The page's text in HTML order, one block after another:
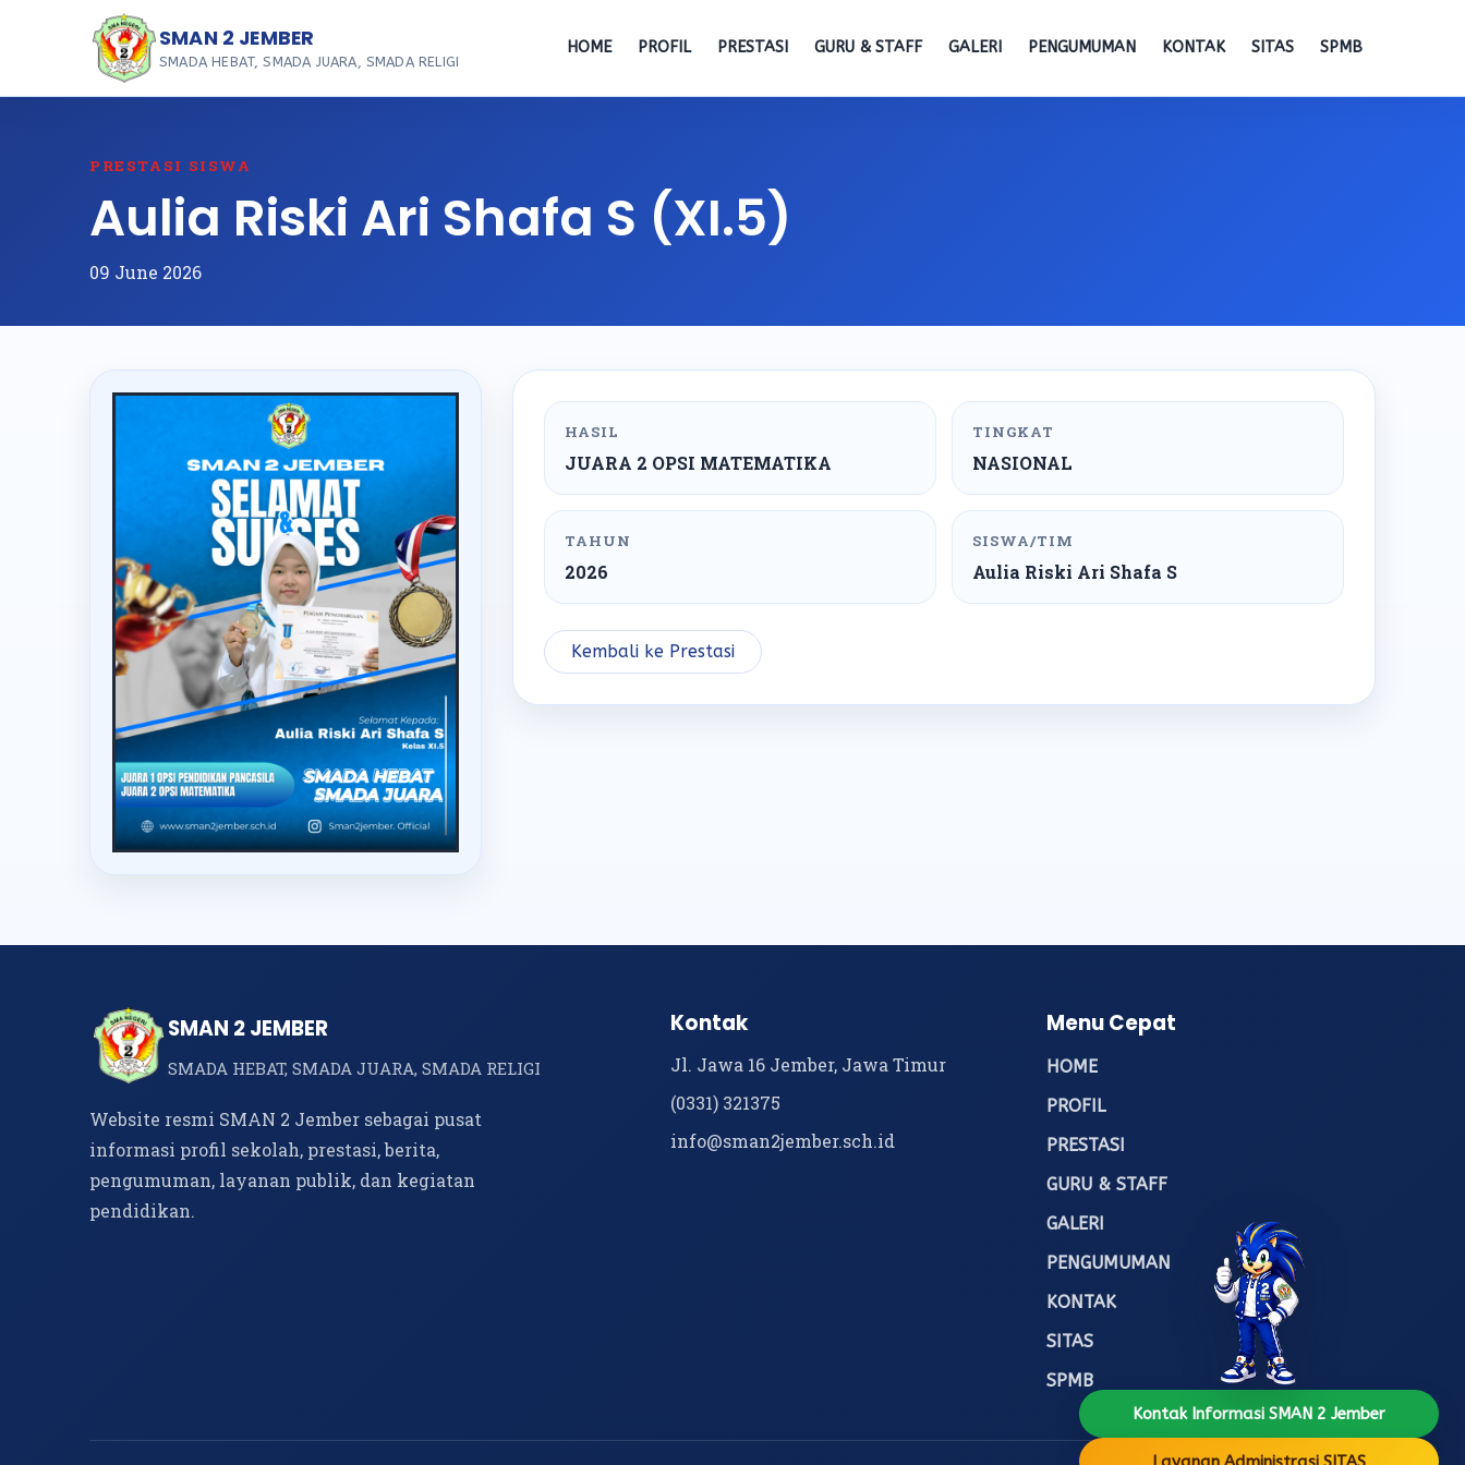
SMAN 2 JEMBER
SMADA HEBAT, SMADA JUARA, SMADA RELIGI
HOME PROFIL PRESTASI GURU & STAFF GALERI PENGUMUMAN KONTAK SITAS SPMB
PRESTASI SISWA
Aulia Riski Ari Shafa S (XI.5)
09 June 2026
HASIL
JUARA 2 OPSI MATEMATIKA
TINGKAT
NASIONAL
TAHUN
2026
SISWA/TIM
Aulia Riski Ari Shafa S
Kembali ke Prestasi
SMAN 2 JEMBER
SMADA HEBAT, SMADA JUARA, SMADA RELIGI
Website resmi SMAN 2 Jember sebagai pusat
informasi profil sekolah, prestasi, berita,
pengumuman, layanan publik, dan kegiatan
pendidikan.
Kontak
Jl. Jawa 16 Jember, Jawa Timur
(0331) 321375
info@sman2jember.sch.id
Menu Cepat
HOME
PROFIL
PRESTASI
GURU & STAFF
GALERI
PENGUMUMAN
KONTAK
SITAS
SPMB
Kontak Informasi SMAN 2 Jember